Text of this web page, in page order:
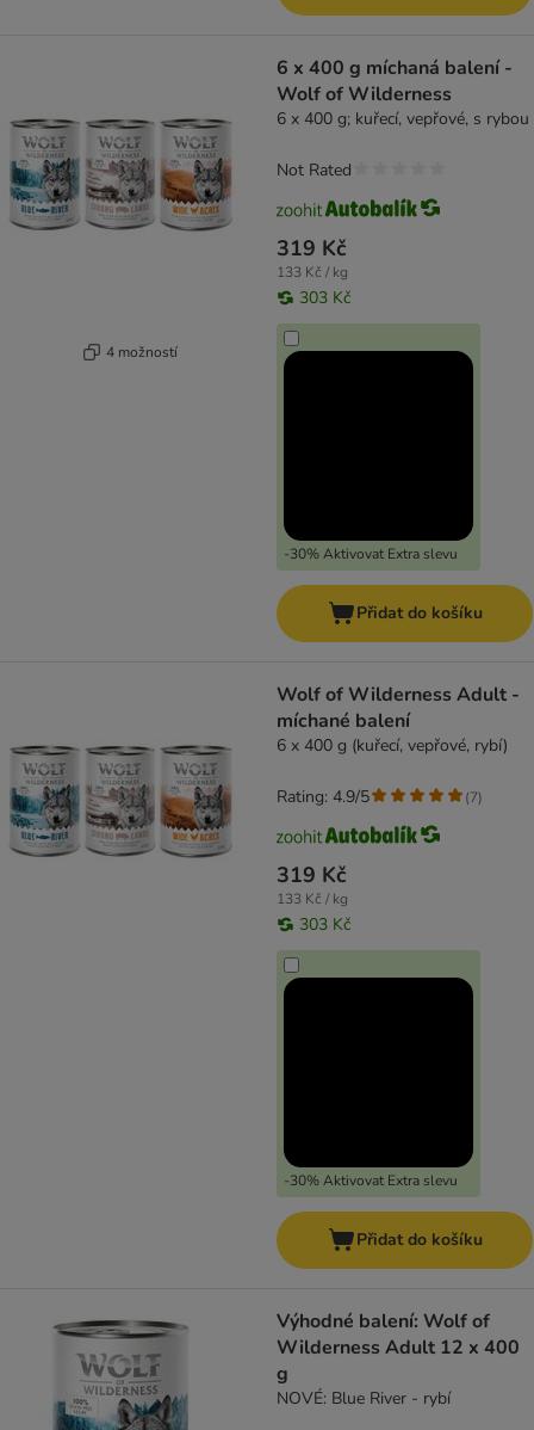
4 možností
6 x 400 g míchaná balení -
Wolf of Wilderness
6 x 400 g; kuřecí, vepřové, s rybou
319 Kč
133 Kč / kg
303 Kč
-30% Aktivovat Extra slevu
Not Rated
Přidat do košíku
Wolf of Wilderness Adult -
míchané balení
6 x 400 g (kuřecí, vepřové, rybí)
319 Kč
133 Kč / kg
303 Kč
-30% Aktivovat Extra slevu
Rating: 4.9/5 (7)
Přidat do košíku
Výhodné balení: Wolf of
Wilderness Adult 12 x 400
g
NOVÉ: Blue River - rybí